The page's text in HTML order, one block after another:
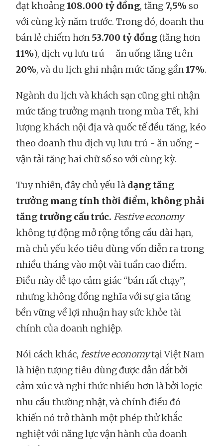
đạt khoảng108.000 tỷ đồng, tăng7,5% so
với cùng kỳ năm trước. Trong đó, doanh thu
bán lẻ chiếm hơn 53.700 tỷ đồng (tăng hơn
11%), dịch vụ lưu trú – ăn uống tăng trên
20%, và du lịch ghi nhận mức tăng gần17%.
Ngành du lịch và khách sạn cũng ghi nhận
mức tăng trưởng mạnh trong mùa Tết, khi
lượng khách nội địa và quốc tế đều tăng, kéo
theo doanh thu dịch vụ lưu trú - ăn uống -
vận tải tăng hai chữ số so với cùng kỳ.
Tuy nhiên, đây chủ yếu là dạng tăng
trưởng mang tính thời điểm, không phải
tăng trưởng cấu trúc. Festive economy
không tự động mở rộng tổng cầu dài hạn,
mà chủ yếu kéo tiêu dùng vốn diễn ra trong
nhiều tháng vào một vài tuần cao điểm.
Điều này dễ tạo cảm giác “bán rất chạy”,
nhưng không đồng nghĩa với sự gia tăng
bền vững về lợi nhuận hay sức khỏe tài
chính của doanh nghiệp.
Nói cách khác, festive economytại Việt Nam
là hiện tượng tiêu dùng được dẫn dắt bởi
cảm xúc và nghi thức nhiều hơn là bởi logic
nhu cầu thường nhật, và chính điều đó
khiến nó trở thành một phép thử khắc
nghiệt với năng lực vận hành của doanh